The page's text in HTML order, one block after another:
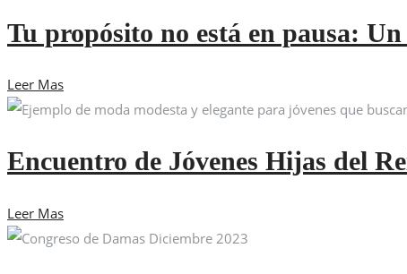
Tu propósito no está en pausa:
Leer Mas
Encuentro de Jóvenes Hijas del
Leer Mas